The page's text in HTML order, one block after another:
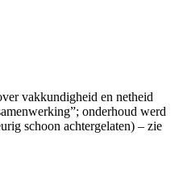
vakkundigheid en netheid
onderhoud werd
schoon achtergelaten) – zie